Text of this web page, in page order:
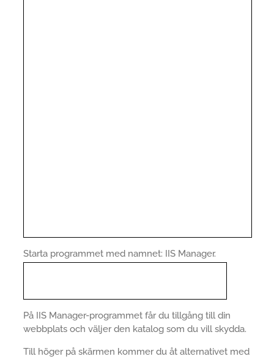
Starta programmet med namnet: IIS Manager.
På IIS Manager-programmet får du tillgång till din
webbplats och väljer den katalog som du vill skydda.
Till höger på skärmen kommer du åt alternativet med